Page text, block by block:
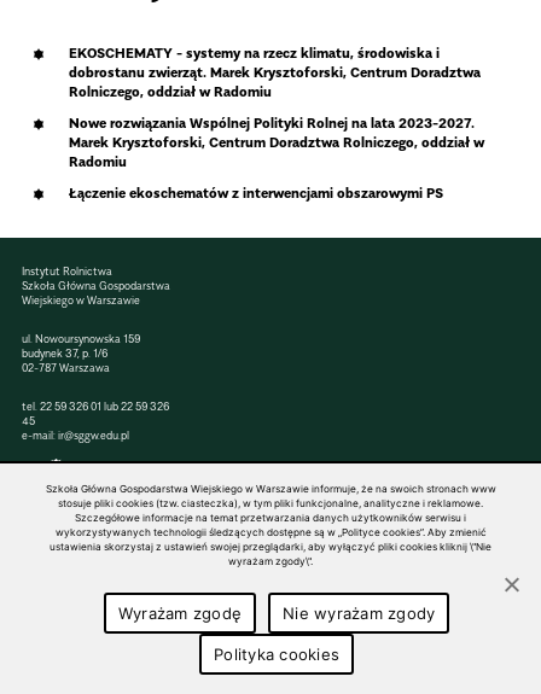
EKOSCHEMATY - systemy na rzecz klimatu, środowiska i
dobrostanu zwierząt. Marek Krysztoforski, Centrum Doradztwa
Rolniczego, oddział w Radomiu
Nowe rozwiązania Wspólnej Polityki Rolnej na lata 2023-2027.
Marek Krysztoforski, Centrum Doradztwa Rolniczego, oddział w
Radomiu
Łączenie ekoschematów z interwencjami obszarowymi PS
Instytut Rolnictwa
Szkoła Główna Gospodarstwa
Wiejskiego w Warszawie
ul. Nowoursynowska 159
budynek 37, p. 1/6
02-787 Warszawa
tel.22 59 326 01 lub22 59 326
45
e-mail:ir@sggw.edu.pl
© 1816–2026 SGGW — ALL RIGHTS RESERVED
Szkoła Główna Gospodarstwa Wiejskiego w Warszawie informuje, że na swoich stronach www
stosuje pliki cookies (tzw. ciasteczka), w tym pliki funkcjonalne, analityczne i reklamowe.
Szczegółowe informacje na temat przetwarzania danych użytkowników serwisu i
wykorzystywanych technologii śledzących dostępne są w „Polityce cookies”. Aby zmienić
ustawienia skorzystaj z ustawień swojej przeglądarki, aby wyłączyć pliki cookies kliknij \"Nie
wyrażam zgody\".
Wyrażam zgodę Nie wyrażam zgody
Polityka cookies